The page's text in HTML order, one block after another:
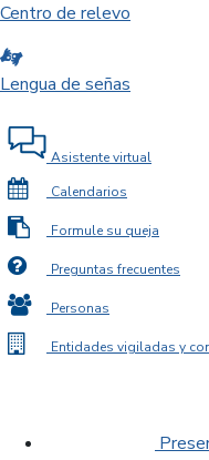
Centro de relevo
Lengua de señas
Asistente virtual
Calendarios
Formule su queja
Preguntas frecuentes
Personas
Entidades vigiladas y